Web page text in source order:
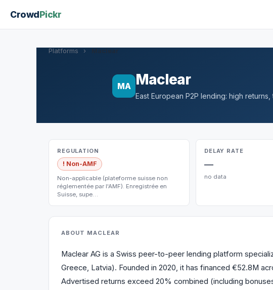
CrowdPickr
Platforms ›
MA Maclear
East European P2P lending: high
REGULATION
! Non-AMF
Non-applicable (plateforme suisse non
réglementée par l'AMF). Enregistrée en
Suisse, supe…
DELAY RATE
—
no data
ABOUT MACLEAR
Maclear AG is a Swiss peer-to-peer lending platform
Greece, Latvia). Founded in 2020, it has financed €52.8M
Advertised returns exceed 20% combined (including